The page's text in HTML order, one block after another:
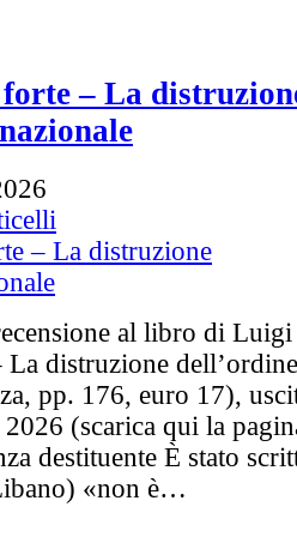
– La
al libro di
distruzione dell’ordine
pp. 176, euro 17),
(scarica qui la
destituente È stato
«non è…